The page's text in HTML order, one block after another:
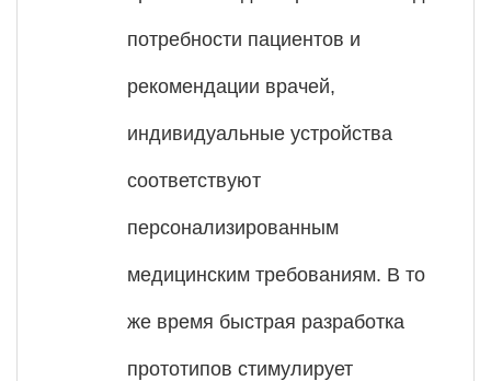
потребности пациентов и
рекомендации врачей,
индивидуальные устройства
соответствуют
персонализированным
медицинским требованиям. В то
же время быстрая разработка
прототипов стимулирует